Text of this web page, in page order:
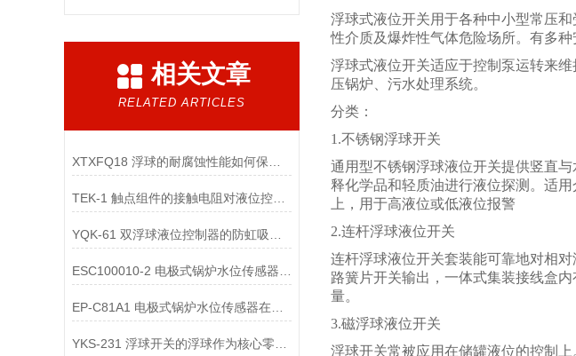
相关文章
RELATED ARTICLES
TEK-1 触点组件的接触电阻对液位控制有何影响，如何降低接触电阻？
EP-C81A1 电极式锅炉水位传感器在余热锅炉中的应用特点是什么？
浮球式液位开关用于各种中小型常压
性介质及爆炸性气体危险场所。有多
浮球式液位开关适应于控制泵运转来
压锅炉、污水处理系统。
分类：
1.不锈钢浮球开关
通用型不锈钢浮球液位开关提供竖直
释化学品和轻质油进行液位探测。适
上，用于高液位或低液位报警
2.连杆浮球液位开关
连杆浮球液位开关套装能可靠地对相
路簧片开关输出，一体式集装接线盒
量。
3.磁浮球液位开关
浮球开关常被应用在储罐液位的控制